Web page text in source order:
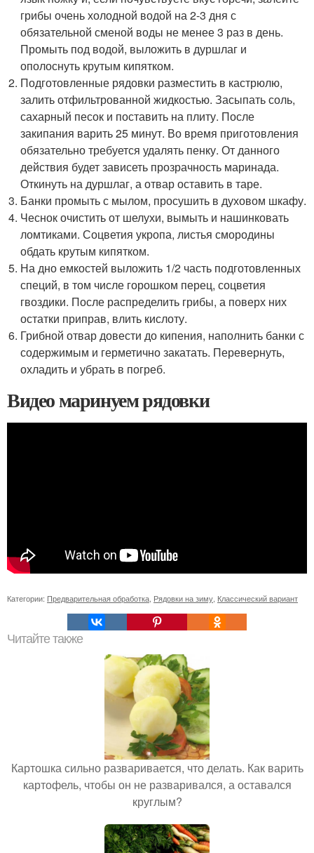
грибы очень холодной водой на 2-3 дня с
обязательной сменой воды не менее 3 раз в день.
Промыть под водой, выложить в дуршлаг и
ополоснуть крутым кипятком.
Подготовленные рядовки разместить в кастрюлю,
залить отфильтрованной жидкостью. Засыпать соль,
сахарный песок и поставить на плиту. После
закипания варить 25 минут. Во время приготовления
обязательно требуется удалять пенку. От данного
действия будет зависеть прозрачность маринада.
Откинуть на дуршлаг, а отвар оставить в таре.
Банки промыть с мылом, просушить в духовом шкафу.
Чеснок очистить от шелухи, вымыть и нашинковать
ломтиками. Соцветия укропа, листья смородины
обдать крутым кипятком.
На дно емкостей выложить 1/2 часть подготовленных
специй, в том числе горошком перец, соцветия
гвоздики. После распределить грибы, а поверх них
остатки приправ, влить кислоту.
Грибной отвар довести до кипения, наполнить банки с
содержимым и герметично закатать. Перевернуть,
охладить и убрать в погреб.
Видео маринуем рядовки
Категории: Предварительная обработка Рядовки на зиму Классический вариант
Читайте также
Картошка сильно разваривается, что делать. Как варить
картофель, чтобы он не разваривался, а оставался
круглым?